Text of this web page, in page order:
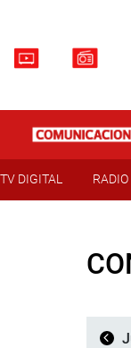
TV DIGITAL RADIO